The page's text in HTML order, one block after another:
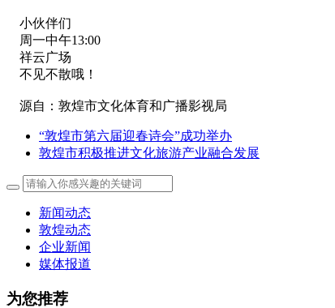
小伙伴们
周一中午13:00
祥云广场
不见不散哦！
源自：敦煌市文化体育和广播影视局
“敦煌市第六届迎春诗会”成功举办
敦煌市积极推进文化旅游产业融合发展
新闻动态
敦煌动态
企业新闻
媒体报道
为您推荐